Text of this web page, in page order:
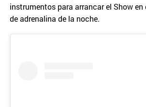
instrumentos para arrancar el Show
de adrenalina de la noche.